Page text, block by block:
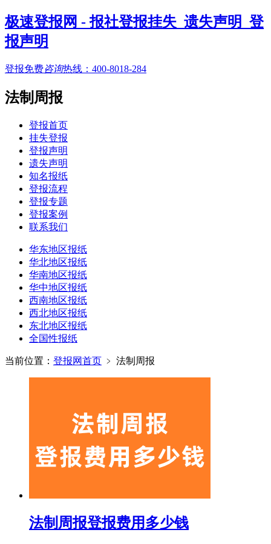
极速登报网 - 报社登报挂失_遗失声明_登
报声明
登报免费咨询热线： 400-8018-284
法制周报
登报首页
挂失登报
登报声明
遗失声明
知名报纸
登报流程
登报专题
登报案例
联系我们
华东地区报纸
华北地区报纸
华南地区报纸
华中地区报纸
西南地区报纸
西北地区报纸
东北地区报纸
全国性报纸
当前位置： 登报网首页 ﹥ 法制周报
法制周报登报费用多少钱